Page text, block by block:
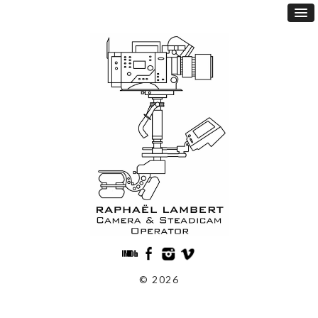
© 2026